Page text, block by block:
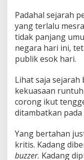
Padahal sejarah
yang terlalu
tidak panjang
negara hari ini,
publik esok hari.
Lihat saja sejarah
kekuasaan
corong ikut
ditambatkan
Yang bertahan
kritis. Kadang
buzzer. Kadang